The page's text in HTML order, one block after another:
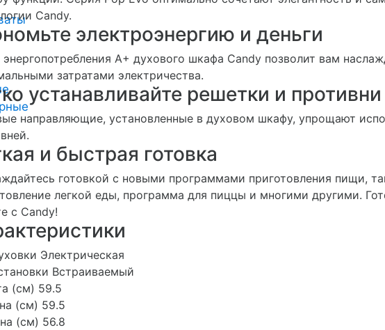
Candy.
электроэнергию и деньги
энергопотребления А+ духового шкафа Candy позволит вам
затратами электричества.
устанавливайте решетки и противни
направляющие, установленные в духовом шкафу, упрощают
и быстрая готовка
готовкой с новыми программами приготовления пищи,
легкой еды, программа для пиццы и многими другими.
с Candy!
Электрическая
Встраиваемый
(см) 59.5
(см) 59.5
(см) 56.8